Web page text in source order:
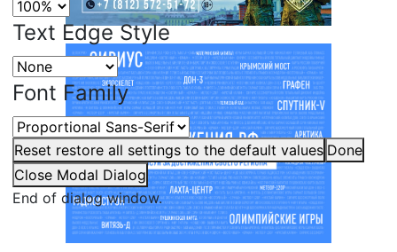
Text Edge Style
Font Family
Reset restore all settings to the default values Done
Close Modal Dialog
End of dialog window.